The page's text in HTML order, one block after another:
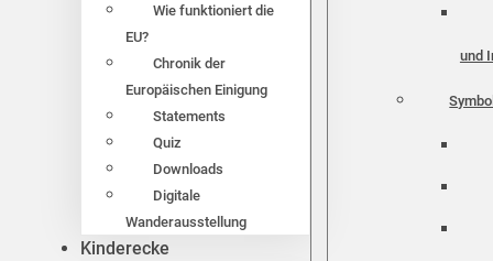
Wie funktioniert die
EU?
Chronik der
Europäischen Einigung
Statements
Quiz
Downloads
Digitale
Wanderausstellung
Kinderecke
und